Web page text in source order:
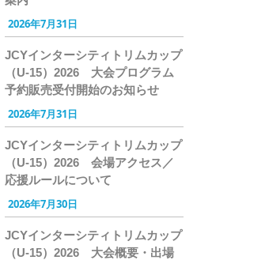
2026年7月31日
JCYインターシティトリムカップ
（U-15）2026 大会プログラム
予約販売受付開始のお知らせ
2026年7月31日
JCYインターシティトリムカップ
（U-15）2026 会場アクセス／
応援ルールについて
2026年7月30日
JCYインターシティトリムカップ
（U-15）2026 大会概要・出場